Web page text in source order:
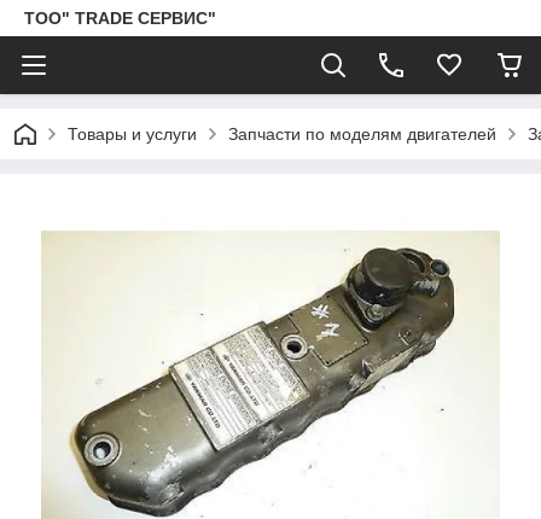
ТОО" TRADE СЕРВИС"
Товары и услуги Запчасти по моделям двигателей